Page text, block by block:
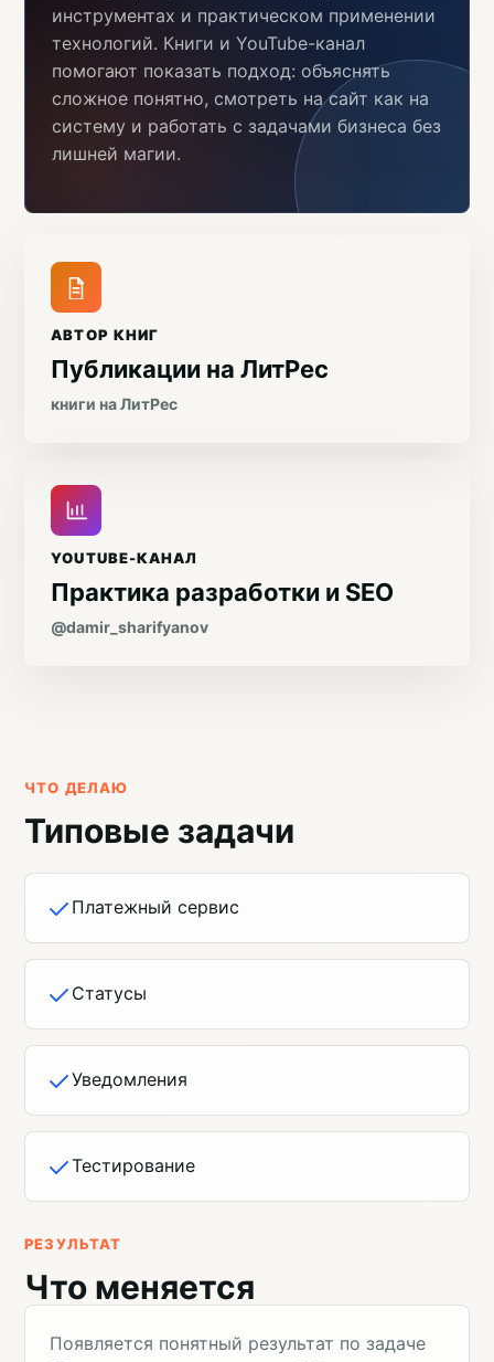
инструментах и практическом применении
технологий. Книги и YouTube-канал
помогают показать подход: объяснять
сложное понятно, смотреть на сайт как на
систему и работать с задачами бизнеса без
лишней магии.
АВТОР КНИГ
Публикации на ЛитРес
книги на ЛитРес
YOUTUBE-КАНАЛ
Практика разработки и SEO
@damir_sharifyanov
ЧТО ДЕЛАЮ
Типовые задачи
Платежный сервис
Статусы
Уведомления
Тестирование
РЕЗУЛЬТАТ
Что меняется
Появляется понятный результат по задаче